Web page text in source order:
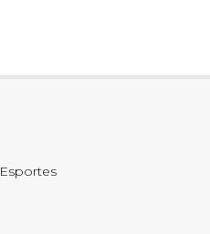
Esportes